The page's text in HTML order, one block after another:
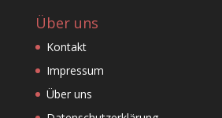
Über uns
Kontakt
Impressum
Über uns